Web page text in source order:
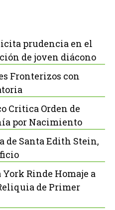
prudencia en el
de joven diácono
Fronterizos con
Critica Orden de
por Nacimiento
de Santa Edith Stein,
Rinde Homaje a
de Primer